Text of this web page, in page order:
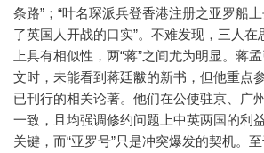
条路”；“叶名琛派兵登香港注册之亚罗船
了英国人开战的口实”。不难发现，三人在
上具有相似性，两“蒋”之间尤为明显。蒋
文时，未能看到蒋廷黻的新书，但他重点
已刊行的相关论著。他们在公使驻京、广
一致，且均强调修约问题上中英两国的利
关键，而“亚罗号”只是冲突爆发的契机。